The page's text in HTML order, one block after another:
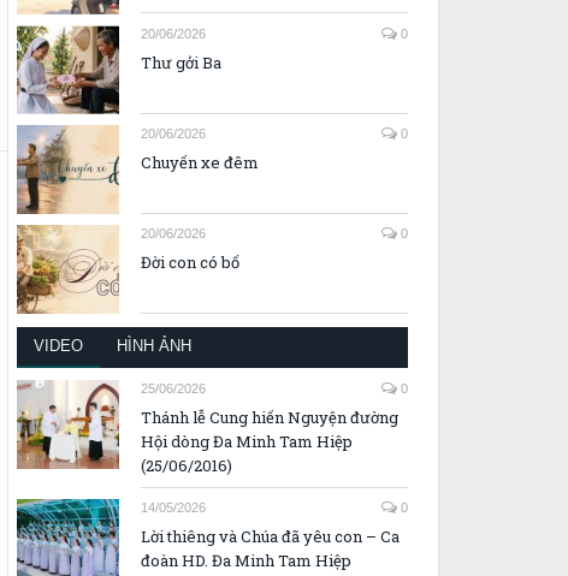
20/06/2026 0
Thư gởi Ba
20/06/2026 0
Chuyến xe đêm
20/06/2026 0
Đời con có bố
VIDEO HÌNH ẢNH
25/06/2026 0
Thánh lễ Cung hiến Nguyện đường
Hội dòng Đa Minh Tam Hiệp
(25/06/2016)
14/05/2026 0
Lời thiêng và Chúa đã yêu con – Ca
đoàn HD. Đa Minh Tam Hiệp